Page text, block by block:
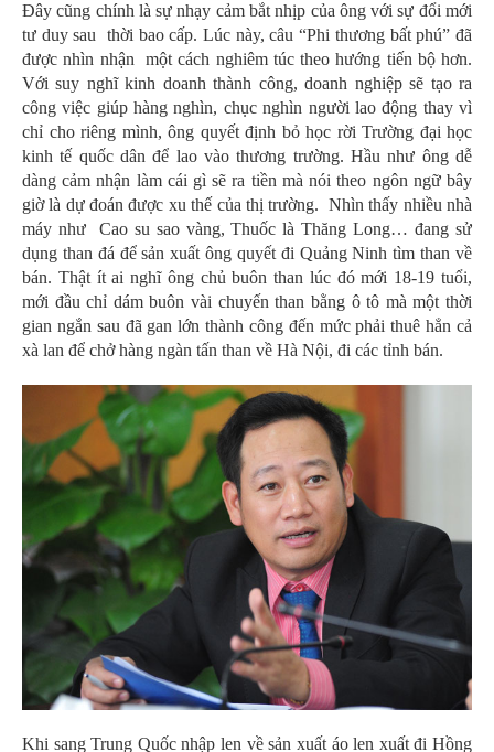
Đây cũng chính là sự nhạy cảm bắt nhịp của ông với sự đổi mới
tư duy sau thời bao cấp. Lúc này, câu “Phi thương bất phú” đã
được nhìn nhận một cách nghiêm túc theo hướng tiến bộ hơn.
Với suy nghĩ kinh doanh thành công, doanh nghiệp sẽ tạo ra
công việc giúp hàng nghìn, chục nghìn người lao động thay vì
chỉ cho riêng mình, ông quyết định bỏ học rời Trường đại học
kinh tế quốc dân để lao vào thương trường. Hầu như ông dễ
dàng cảm nhận làm cái gì sẽ ra tiền mà nói theo ngôn ngữ bây
giờ là dự đoán được xu thế của thị trường. Nhìn thấy nhiều nhà
máy như Cao su sao vàng, Thuốc là Thăng Long… đang sử
dụng than đá để sản xuất ông quyết đi Quảng Ninh tìm than về
bán. Thật ít ai nghĩ ông chủ buôn than lúc đó mới 18-19 tuổi,
mới đầu chỉ dám buôn vài chuyến than bằng ô tô mà một thời
gian ngắn sau đã gan lớn thành công đến mức phải thuê hẳn cả
xà lan để chở hàng ngàn tấn than về Hà Nội, đi các tỉnh bán.
Khi sang Trung Quốc nhập len về sản xuất áo len xuất đi Hồng